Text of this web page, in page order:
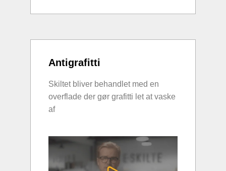
Antigrafitti
Skiltet bliver behandlet med en
overflade der gør grafitti let at vaske
af